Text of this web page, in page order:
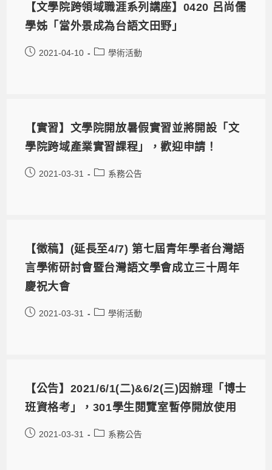
【文學院跨領域職涯系列講座】0420 呂尚儒
學姊「當外景成為台語文田野」
2021-04-10 學術活動
【實習】文學院開放暑假實習並將開設「文
學院跨域產業實習課程」，歡迎申請！
2021-03-31 系務公告
【徵稿】(延長至4/7) 第七屆青年學者台灣語
言學術研討會暨台灣語文學會成立三十周年
慶祝大會
2021-03-31 學術活動
【公告】2021/6/1(二)&6/2(三)因辦理「博士
班資格考」，301學生閱覽室暫停開放使用
2021-03-31 系務公告